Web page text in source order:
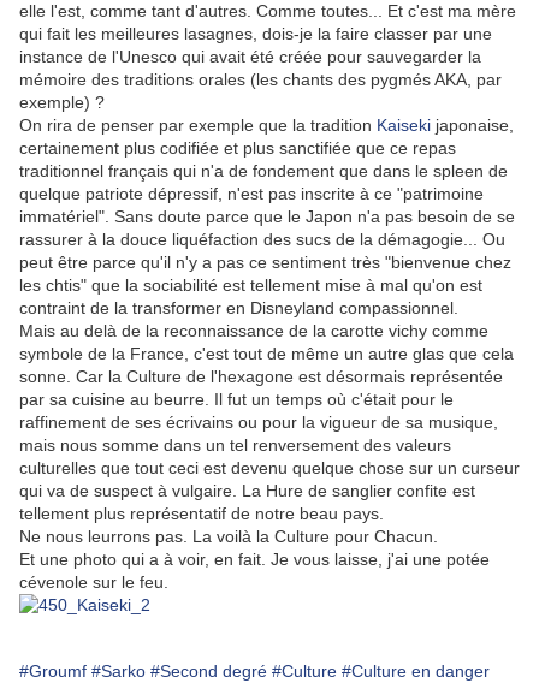
elle l'est, comme tant d'autres. Comme toutes... Et c'est ma mère
qui fait les meilleures lasagnes, dois-je la faire classer par une
instance de l'Unesco qui avait été créée pour sauvegarder la
mémoire des traditions orales (les chants des pygmés AKA, par
exemple) ?
On rira de penser par exemple que la tradition Kaiseki japonaise,
certainement plus codifiée et plus sanctifiée que ce repas
traditionnel français qui n'a de fondement que dans le spleen de
quelque patriote dépressif, n'est pas inscrite à ce "patrimoine
immatériel". Sans doute parce que le Japon n'a pas besoin de se
rassurer à la douce liquéfaction des sucs de la démagogie... Ou
peut être parce qu'il n'y a pas ce sentiment très "bienvenue chez
les chtis" que la sociabilité est tellement mise à mal qu'on est
contraint de la transformer en Disneyland compassionnel.
Mais au delà de la reconnaissance de la carotte vichy comme
symbole de la France, c'est tout de même un autre glas que cela
sonne. Car la Culture de l'hexagone est désormais représentée
par sa cuisine au beurre. Il fut un temps où c'était pour le
raffinement de ses écrivains ou pour la vigueur de sa musique,
mais nous somme dans un tel renversement des valeurs
culturelles que tout ceci est devenu quelque chose sur un curseur
qui va de suspect à vulgaire. La Hure de sanglier confite est
tellement plus représentatif de notre beau pays.
Ne nous leurrons pas. La voilà la Culture pour Chacun.
Et une photo qui a à voir, en fait. Je vous laisse, j'ai une potée
cévenole sur le feu.
#Groumf #Sarko #Second degré #Culture #Culture en danger